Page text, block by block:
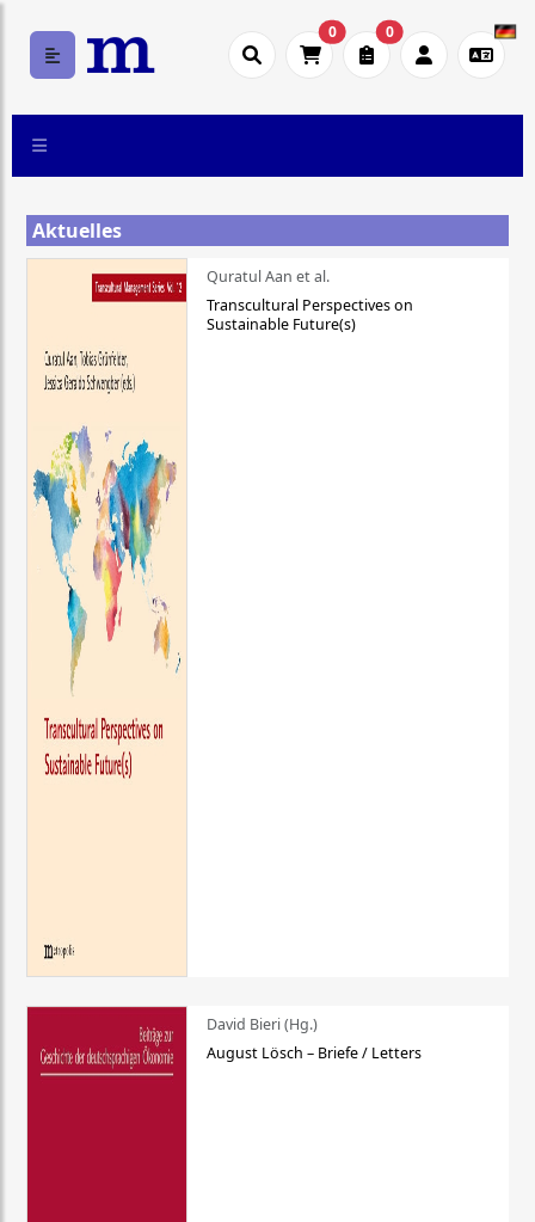
0 0
Aktuelles
Quratul Aan et al.
Transcultural Perspectives on
Sustainable Future(s)
David Bieri (Hg.)
August Lösch – Briefe / Letters